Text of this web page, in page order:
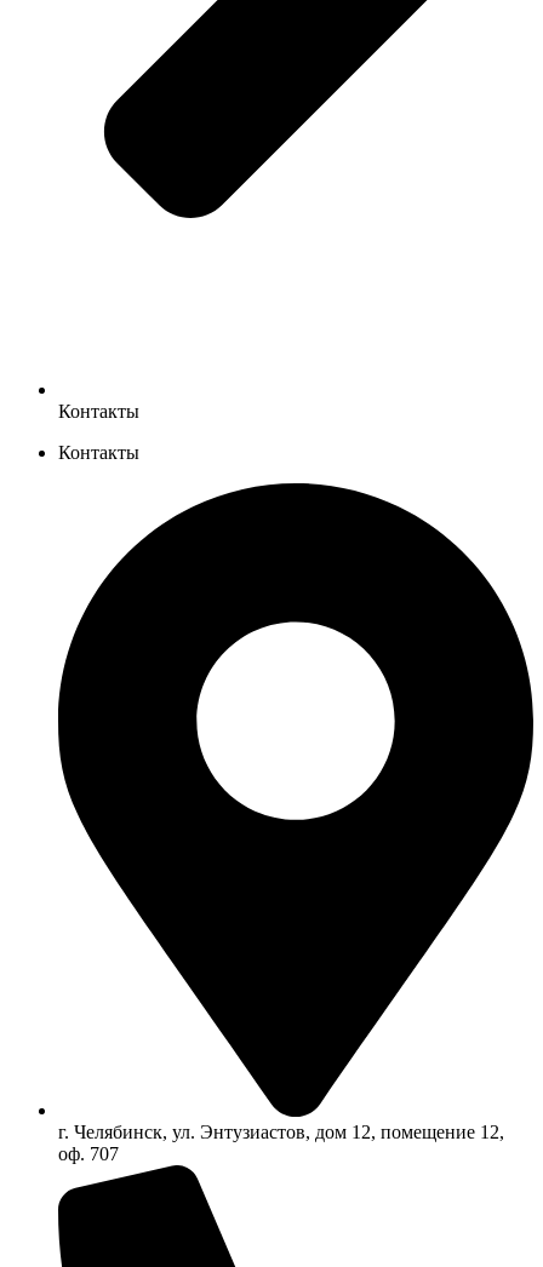
Контакты
Контакты
г. Челябинск, ул. Энтузиастов, дом 12, помещение 12,
оф. 707